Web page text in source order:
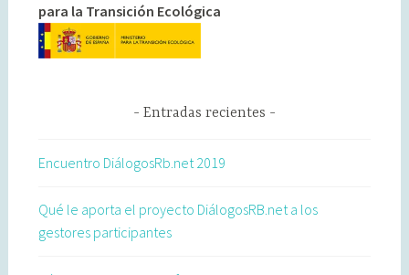
para la Transición Ecológica
Entradas recientes
Encuentro DiálogosRb.net 2019
Qué le aporta el proyecto DiálogosRB.net a los
gestores participantes